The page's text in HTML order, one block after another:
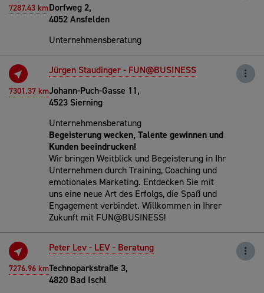
7287.43 kmDorfweg 2,
4052 Ansfelden
Unternehmensberatung
7301.37 km
Jürgen Staudinger - FUN@BUSINESS
Johann-Puch-Gasse 11,
4523 Sierning
Unternehmensberatung
Begeisterung wecken, Talente gewinnen und
Kunden beeindrucken!
Wir bringen Weitblick und Begeisterung in Ihr
Unternehmen durch Training, Coaching und
emotionales Marketing. Entdecken Sie mit
uns eine neue Art des Erfolgs, die Spaß und
Engagement verbindet. Willkommen in Ihrer
Zukunft mit FUN@BUSINESS!
7276.96 km
Peter Lev - LEV - Beratung
Technoparkstraße 3,
4820 Bad Ischl